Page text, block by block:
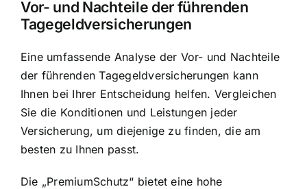
Vor- und Nachteile der führenden
Tagegeldversicherungen
Eine umfassende Analyse der Vor- und Nachteile
der führenden Tagegeldversicherungen kann
Ihnen bei Ihrer Entscheidung helfen. Vergleichen
Sie die Konditionen und Leistungen jeder
Versicherung, um diejenige zu finden, die am
besten zu Ihnen passt.
Die „PremiumSchutz“ bietet eine hohe